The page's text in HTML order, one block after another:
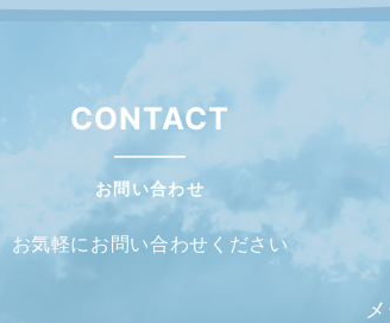
CONTACT
お問い合わせ
お気軽にお問い合わせください